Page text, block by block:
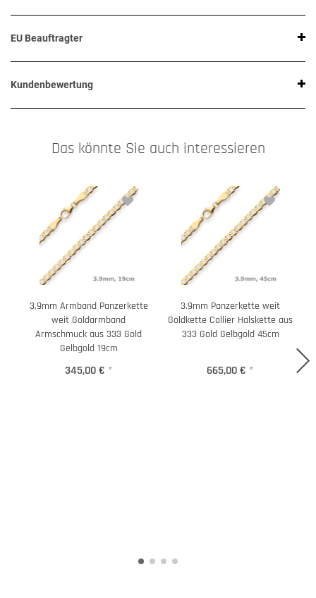
EU Beauftragter
Kundenbewertung
Das könnte Sie auch interessieren
3,9mm Armband Panzerkette
weit Goldarmband
Armschmuck aus 333 Gold
Gelbgold 19cm
345,00 € *
3,9mm Panzerkette weit
Goldkette Collier Halskette aus
333 Gold Gelbgold 45cm
665,00 € *